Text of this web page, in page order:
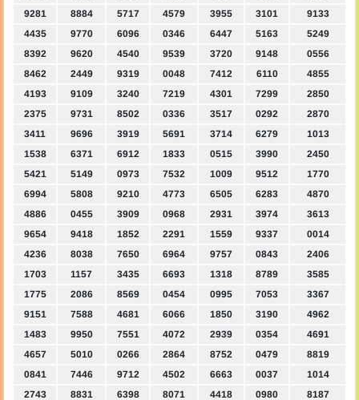
9281
8884 5717 4579 3955 3101
9133
4435
9770 6096 0346 6447 5163
5249
8392
9620 4540 9539 3720 9148
0556
8462
2449 9319 0048 7412 6110
4855
4193
9109 3240 7219 4301 7299
2850
2375
9731 8502 0336 3517 0292
2870
3411
9696 3919 5691 3714 6279
1013
1538
6371 6912 1833 0515 3990
2450
5421
5149 0973 7532 1009 9512
1770
6994
5808 9210 4773 6505 6283
4870
4886
0455 3909 0968 2931 3974
3613
9654
9418 1852 2291 1559 9337
0014
4236
8038 7650 6964 9757 0843
2406
1703
1157 3435 6693 1318 8789
3585
1775
2086 8569 0454 0995 7053
3367
9151
7588 4681 6066 1850 3190
4962
1483
9950 7551 4072 2939 0354
4691
4657
5010 0266 2864 8752 0479
8819
0841
7446 9712 4502 6663 0037
1014
2743
8831 6398 8071 4418 0980 8187